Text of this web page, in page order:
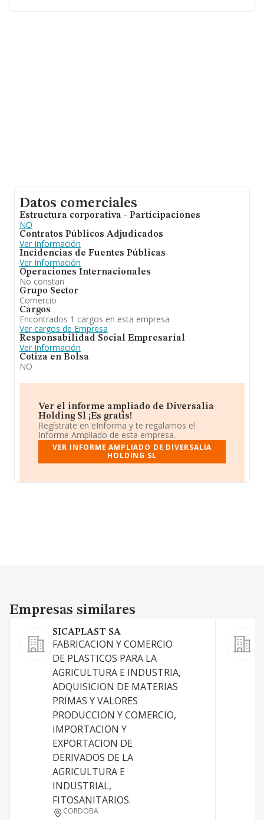
Datos comerciales
Estructura corporativa - Participaciones
NO
Contratos Públicos Adjudicados
Ver Información
Incidencias de Fuentes Públicas
Ver Información
Operaciones Internacionales
No constan
Grupo Sector
Comercio
Cargos
Encontrados 1 cargos en esta empresa
Ver cargos de Empresa
Responsabilidad Social Empresarial
Ver Información
Cotiza en Bolsa
NO
Ver el informe ampliado de Diversalia
Holding Sl ¡Es gratis!
Regístrate en eInforma y te regalamos el
Informe Ampliado de esta empresa.
VER INFORME AMPLIADO DE DIVERSALIA
HOLDING SL
Empresas similares
Empresas similares
SICAPLAST SA
FABRICACION Y COMERCIO
DE PLASTICOS PARA LA
AGRICULTURA E INDUSTRIA,
ADQUISICION DE MATERIAS
PRIMAS Y VALORES
PRODUCCION Y COMERCIO,
IMPORTACION Y
EXPORTACION DE
DERIVADOS DE LA
AGRICULTURA E
INDUSTRIAL,
FITOSANITARIOS.
CORDOBA